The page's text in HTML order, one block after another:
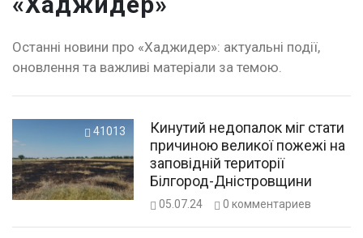
Останні новини про «Хаджидер»: актуальні події,
оновлення та важливі матеріали за темою.
41013
Кинутий недопалок міг стати
причиною великої пожежі на
заповідній території
Білгород-Дністровщини
05.07.24 0 комментариев